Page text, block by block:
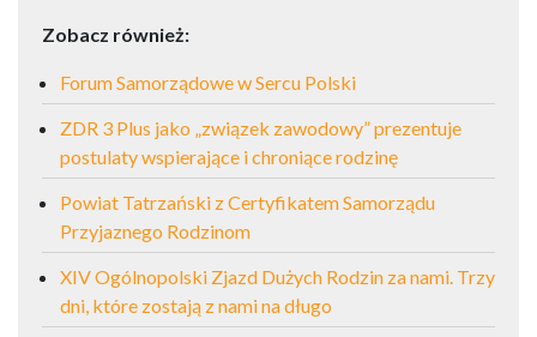
Zobacz również:
Forum Samorządowe w Sercu Polski
ZDR 3 Plus jako „związek zawodowy” prezentuje
postulaty wspierające i chroniące rodzinę
Powiat Tatrzański z Certyfikatem Samorządu
Przyjaznego Rodzinom
XIV Ogólnopolski Zjazd Dużych Rodzin za nami. Trzy
dni, które zostają z nami na długo